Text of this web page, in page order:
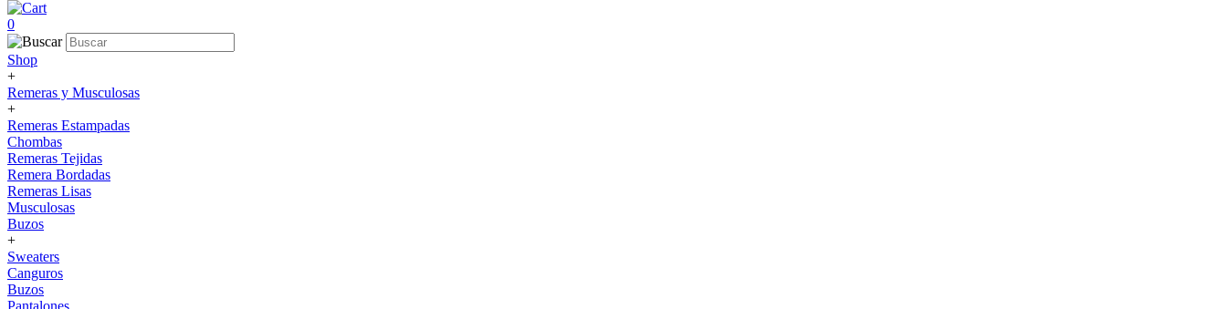
0
Shop
+
Remeras y Musculosas
+
Remeras Estampadas
Chombas
Remeras Tejidas
Remera Bordadas
Remeras Lisas
Musculosas
Buzos
+
Sweaters
Canguros
Buzos
Pantalones